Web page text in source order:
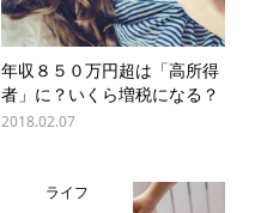
年収８５０万円超は「高所得
者」に？いくら増税になる？
2018.02.07
ライフ